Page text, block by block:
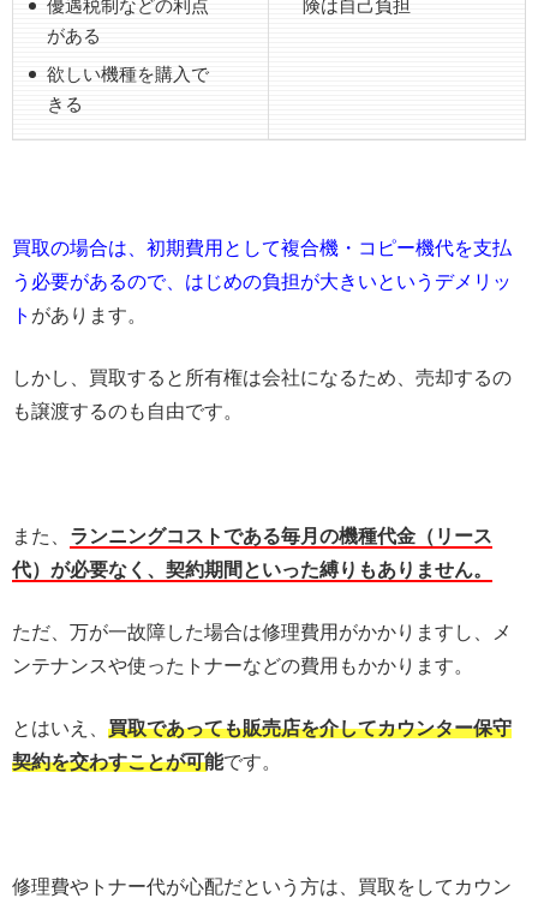
優遇税制などの利点
がある
欲しい機種を購入で
きる
険は自己負担
買取の場合は、初期費用として複合機・コピー機代を支払
う必要があるので、はじめの負担が大きいというデメリッ
ト があります。
しかし、買取すると所有権は会社になるため、売却するの
も譲渡するのも自由です。
また、 ランニングコストである毎月の機種代金（リース
代）が必要なく、契約期間といった縛りもありません。
ただ、万が一故障した場合は修理費用がかかりますし、メ
ンテナンスや使ったトナーなどの費用もかかります。
とはいえ、 買取であっても販売店を介してカウンター保守
契約を交わすことが可能です。
修理費やトナー代が心配だという方は、買取をしてカウン